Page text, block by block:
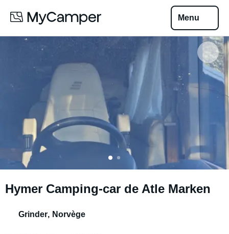
Menu
Hymer Camping-car de Atle Marken
Grinder, Norvège